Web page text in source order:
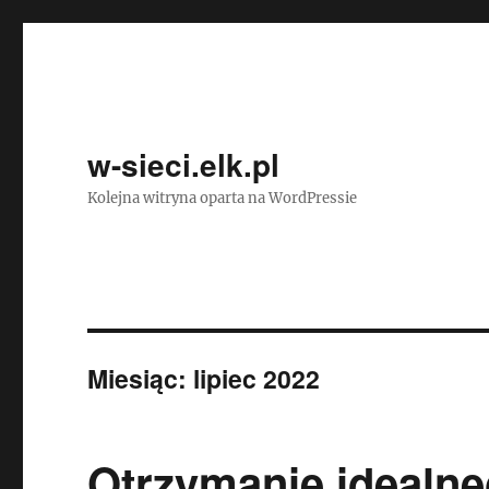
w-sieci.elk.pl
Kolejna witryna oparta na WordPressie
Miesiąc: lipiec 2022